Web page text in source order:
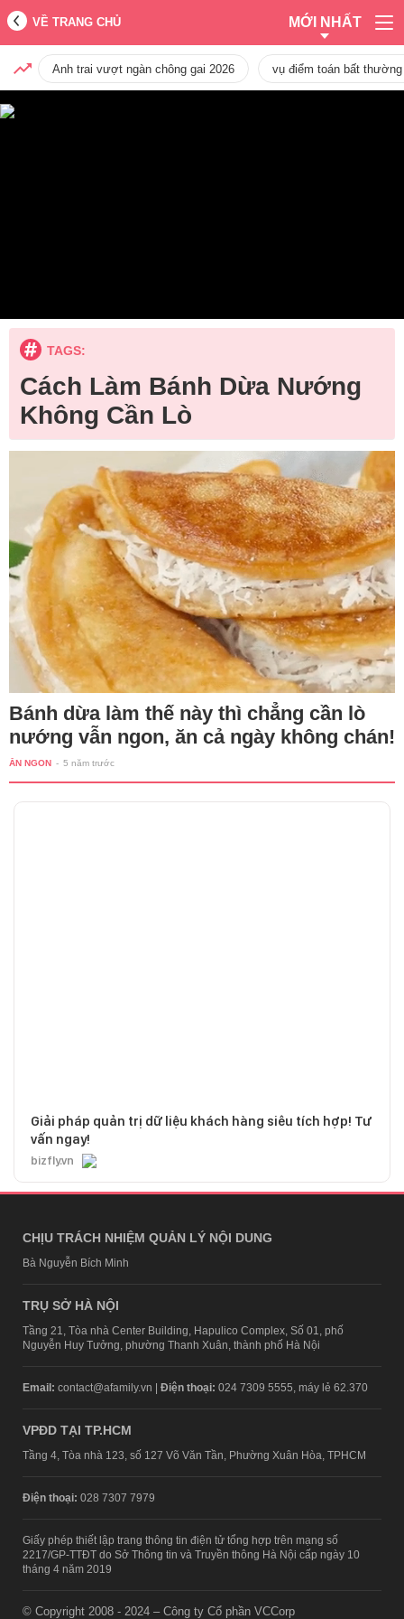
VỀ TRANG CHỦ MỚI NHẤT
Anh trai vượt ngàn chông gai 2026 vụ điểm toán bất
TAGS:
Cách Làm Bánh Dừa Nướng
Không Cần Lò
Bánh dừa làm thế này thì chẳng cần lò
nướng vẫn ngon, ăn cả ngày không chán!
ĂN NGON - 5 năm trước
Giải pháp quản trị dữ liệu khách hàng siêu tích hợp! Tư
vấn ngay!
bizfly.vn
CHỊU TRÁCH NHIỆM QUẢN LÝ NỘI DUNG
Bà Nguyễn Bích Minh
TRỤ SỞ HÀ NỘI
Tầng 21, Tòa nhà Center Building, Hapulico Complex, Số 01, phố
Nguyễn Huy Tưởng, phường Thanh Xuân, thành phố Hà Nội
Email: contact@afamily.vn | Điện thoại: 024 7309 5555, máy lẻ 62.370
VPĐD TẠI TP.HCM
Tầng 4, Tòa nhà 123, số 127 Võ Văn Tần, Phường Xuân Hòa, TPHCM
Điện thoại: 028 7307 7979
Giấy phép thiết lập trang thông tin điện tử tổng hợp trên mạng số
2217/GP-TTĐT do Sở Thông tin và Truyền thông Hà Nội cấp ngày 10
tháng 4 năm 2019
© Copyright 2008 - 2024 – Công ty Cổ phần VCCorp